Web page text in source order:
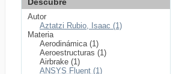
Autor
Aztatzi Rubio, Isaac (1)
Materia
Aerodinámica (1)
Aeroestructuras (1)
Airbrake (1)
ANSYS Fluent (1)